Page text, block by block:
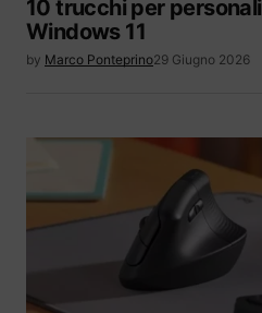
10 trucchi per
Windows 11
by Marco Ponteprino29 Giugno 2026